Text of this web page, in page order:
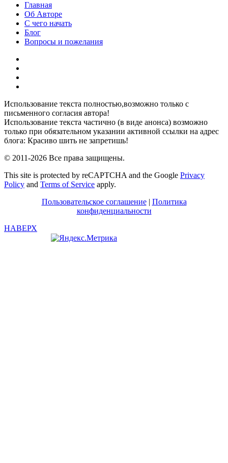
Главная
Об Авторе
С чего начать
Блог
Вопросы и пожелания
Использование текста полностью,возможно только с
письменного согласия автора!
Использование текста частично (в виде анонса) возможно
только при обязательном указании активной ссылки на адрес
блога: Красиво шить не запретишь!
© 2011-2026 Все права защищены.
This site is protected by reCAPTCHA and the Google Privacy
Policy and Terms of Service apply.
Пользовательское соглашение| Политика
конфиденциальности
НАВЕРХ